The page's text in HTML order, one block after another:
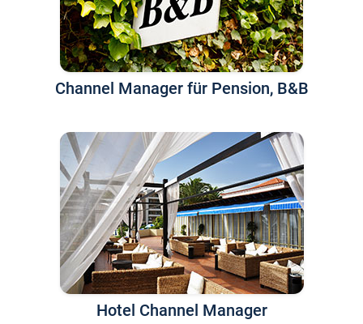
Channel Manager für Pension, B&B
Hotel Channel Manager